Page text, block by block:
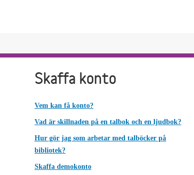
Skaffa konto
Vem kan få konto?
Vad är skillnaden på en talbok och en ljudbok?
Hur gör jag som arbetar med talböcker på
bibliotek?
Skaffa demokonto